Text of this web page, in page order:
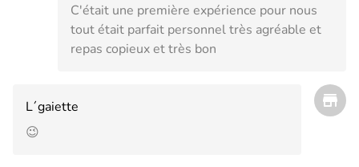
C'était une première expérience pour nous
tout était parfait personnel très agréable et
repas copieux et très bon
L´gaiette
😉